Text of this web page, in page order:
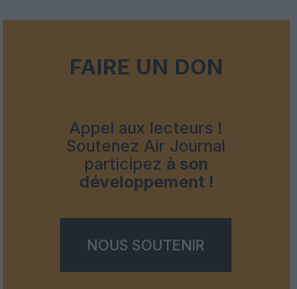
FAIRE UN DON
Appel aux lecteurs !
Soutenez Air Journal
participez à son
développement !
NOUS SOUTENIR